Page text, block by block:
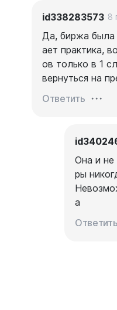
id338283573 8
Да, биржа была
ает практика,
ов только в 1
вернуться на
Ответить
Она и не
ры
а
Ответить